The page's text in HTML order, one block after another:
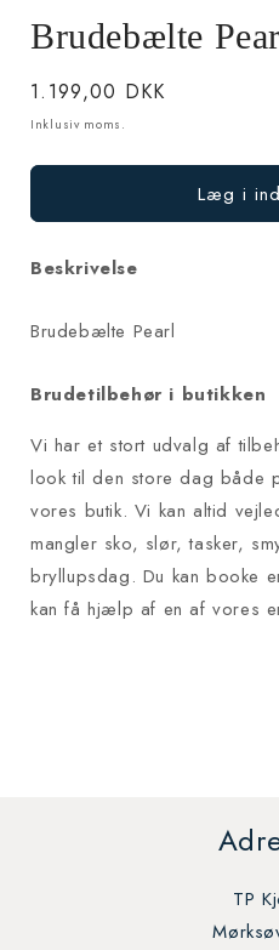
Brudebælte
Normalpris
1.199,00 DKK
Inklusiv moms.
Læg i
Beskrivelse
Brudebælte Pearl
Brudetilbehør i butikken
Vi har et stort udvalg af
look til den store dag både
vores butik. Vi kan altid
mangler sko, slør, tasker,
bryllupsdag. Du kan booke
kan få hjælp af en af vores
TP